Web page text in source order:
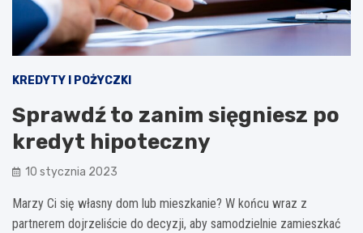
KREDYTY I POŻYCZKI
Sprawdź to zanim sięgniesz po
kredyt hipoteczny
10 stycznia 2023
Marzy Ci się własny dom lub mieszkanie? W końcu wraz z
partnerem dojrzeliście do decyzji, aby samodzielnie zamieszkać